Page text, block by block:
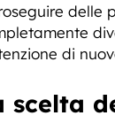
delle
di
scelta